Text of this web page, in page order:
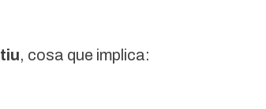
, cosa que implica: